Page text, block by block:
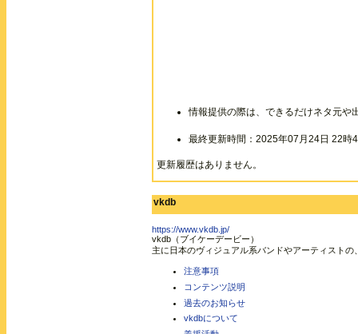
情報提供の際は、できるだけネタ元
最終更新時間：2025年07月24日 22時
更新履歴はありません。
vkdb
https://www.vkdb.jp/
vkdb（ブイケーデービー）
主に日本のヴィジュアル系バンドやアーティスト
注意事項
コンテンツ説明
過去のお知らせ
vkdbについて